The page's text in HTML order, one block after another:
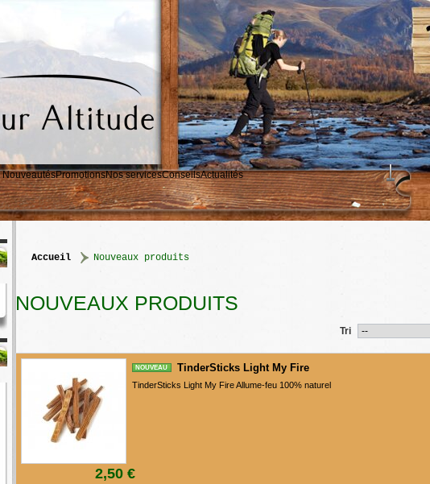
NouveautésPromotionsNos servicesConseilsActualités
accueil > Nouveaux produits
NOUVEAUX PRODUITS
Tri
NOUVEAU TinderSticks Light My Fire
TinderSticks Light My Fire Allume-feu 100% naturel
2,50 €